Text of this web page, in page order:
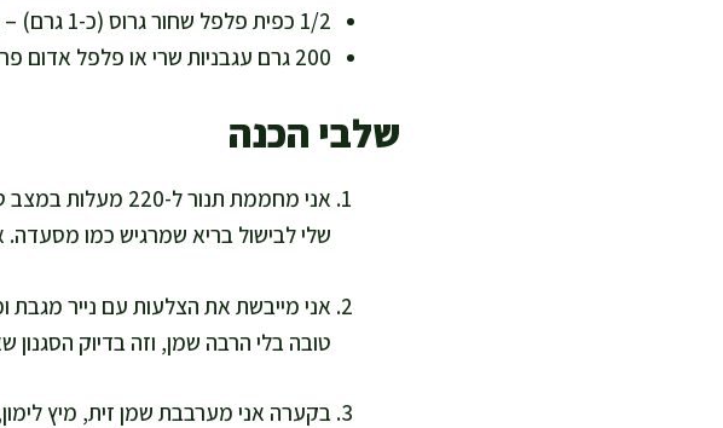
1/2 כפית פלפל שחור גרוס (כ-1 גרם) – חריפות עדינה
200 גרם עגבניות שרי או פלפל אדום פרוס – לתוספת ויטמינים וצבע בצלחת
שלבי הכנה
אני מחממת תנור
שלי לבישול בריא שמרגיש כמו
אני מייבשת את הצלעות עם נייר מגבת
טובה בלי הרבה שמן, וזה בדיוק הסגנון
בקערה אני מערבבת שמן זית, מיץ